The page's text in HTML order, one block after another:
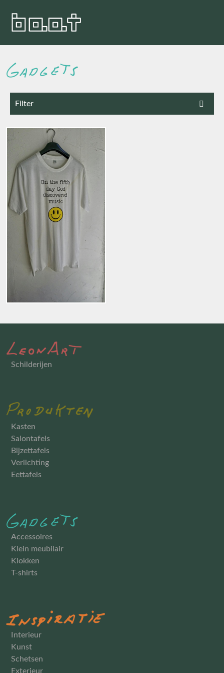
Schilderijen
Kasten
Salontafels
Bijzettafels
Verlichting
Eettafels
Accessoires
Klein meubilair
Klokken
T-shirts
Interieur
Kunst
Schetsen
Exterieur
Filter